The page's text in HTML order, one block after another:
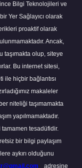
Bilgi Teknolojileri ve
Yer Sağlayıcı olarak
proaktif olarak
Ancak,
taşımakta olup, siteye
Bu internet sitesi,
ile hiçbir bağlantısı
makaleler
niteliği taşımamakta
yapılmamaktadır.
tesadüfidir.
bir bilgi paylaşım
aykırı olduğunu
adresine